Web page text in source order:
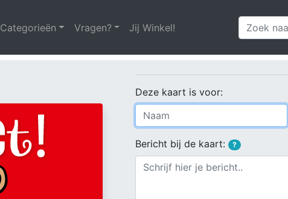
Categorieën Vragen? Jij Winkel!
Deze kaart is voor:
Bericht bij de kaart: ?